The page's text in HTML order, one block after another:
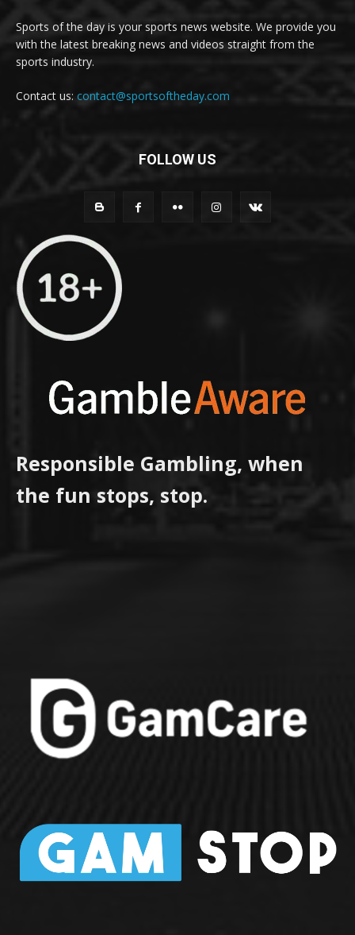
Sports of the day is your sports news website. We provide you
with the latest breaking news and videos straight from the
sports industry.
Contact us: contact@sportsoftheday.com
FOLLOW US
Responsible Gambling, when
the fun stops, stop.